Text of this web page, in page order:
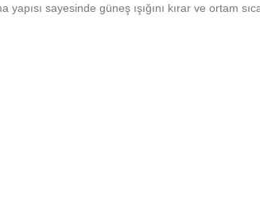
sayesinde güneş ışığını kırar ve ortam